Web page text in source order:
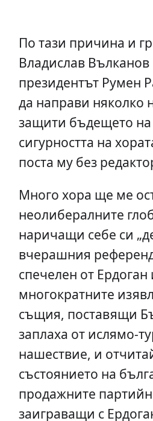
По тази причина и
Владислав
президентът Румен
да направи няколко
защити бъдещето
сигурността на
поста му без
Много хора ще ме
неолибералните
наричащи себе си
вчерашния
спечелен от Ердоган
многократните
същия, поставящи
заплаха от ислямо-
нашествие, и
състоянието на
продажните
заиграващи с